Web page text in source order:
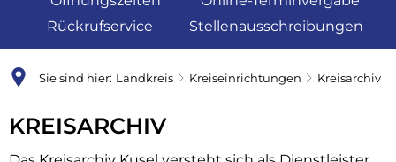
Rückrufservice
Stellenausschreibungen
Sie sind hier: Landkreis Kreiseinrichtungen Kreisarchiv
Kreisarchiv
KREISARCHIV